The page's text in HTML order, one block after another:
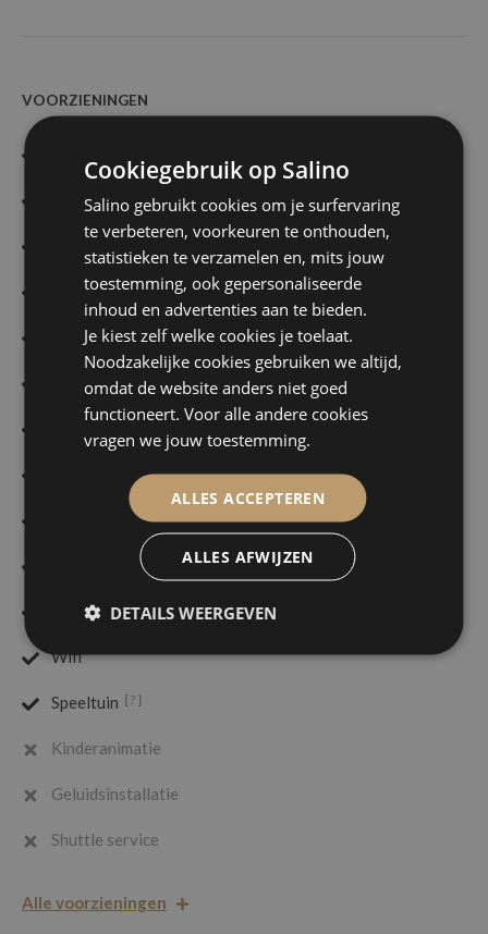
VOORZIENINGEN
Aan het water
[?]
Tent mogelijk
Parking op de locatie[?]
Elektrische laadpalen
Rolstoelvriendelijk
Live muziek mogelijk
Tuin[?]
Wifi
Speeltuin [?]
Kinderanimatie
Geluidsinstallatie
Shuttle service
Alle voorzieningen
Cookiegebruik op Salino
Salino gebruikt cookies om je surfervaring
te verbeteren, voorkeuren te onthouden,
statistieken te verzamelen en, mits jouw
toestemming, ook gepersonaliseerde
inhoud en advertenties aan te bieden.
Je kiest zelf welke cookies je toelaat.
Noodzakelijke cookies gebruiken we altijd,
omdat de website anders niet goed
functioneert. Voor alle andere cookies
vragen we jouw toestemming.
ALLES ACCEPTEREN
ALLES AFWIJZEN
DETAILS WEERGEVEN